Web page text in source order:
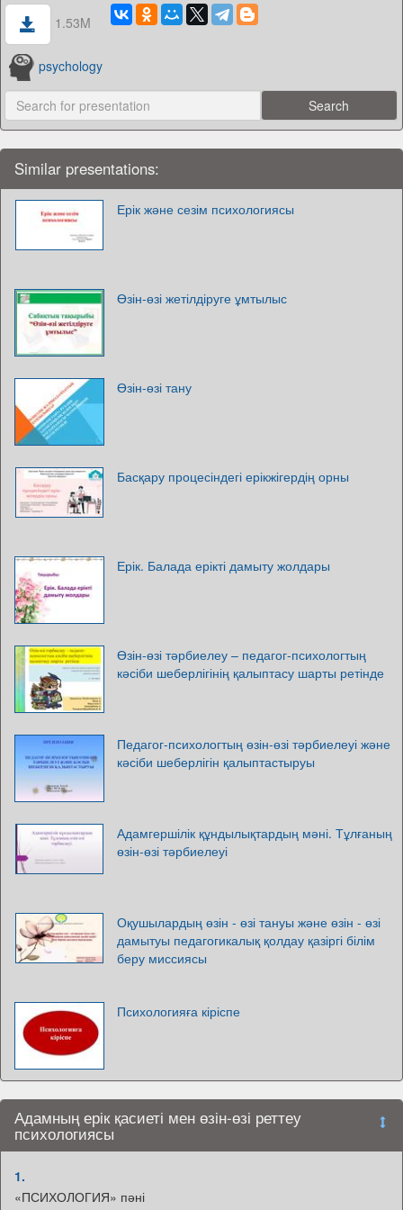
1.53M
psychology
Similar presentations:
Ерік және сезім психологиясы
Өзін-өзі жетілдіруге ұмтылыс
Өзін-өзі тану
Басқару процесіндегі ерікжігердің орны
Ерік. Балада ерікті дамыту жолдары
Өзін-өзі тәрбиелеу – педагог-психологтың
кәсіби шеберлігінің қалыптасу шарты ретінде
Педагог-психологтың өзін-өзі тәрбиелеуі және
кәсіби шеберлігін қалыптастыруы
Адамгершілік құндылықтардың мәні. Тұлғаның
өзін-өзі тәрбиелеуі
Оқушылардың өзін - өзі тануы және өзін - өзі
дамытуы педагогикалық қолдау қазіргі білім
беру миссиясы
Психологияға кіріспе
Адамның ерік қасиеті мен өзін-өзі реттеу
психологиясы
1.
«ПСИХОЛОГИЯ» пәні